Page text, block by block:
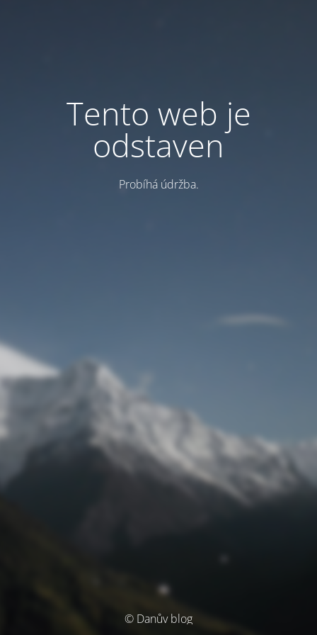
Tento web je
odstaven
Probíhá údržba.
© Danův blog